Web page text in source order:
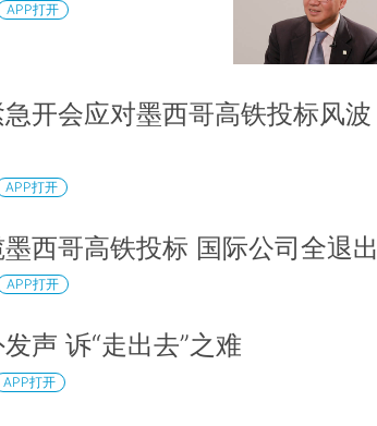
APP打开
开会应对墨西哥高铁投标风波
APP打开
西哥高铁投标 国际公司全退出
APP打开
声 诉“走出去”之难
APP打开